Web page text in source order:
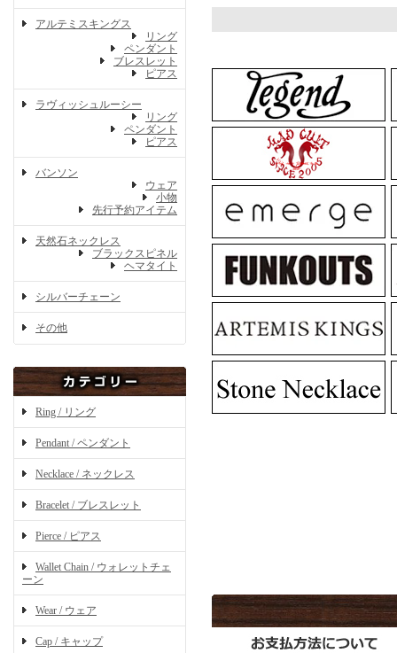
アルテミスキングス
リング
ペンダント
ブレスレット
ピアス
ラヴィッシュルーシー
リング
ペンダント
ピアス
バンソン
ウェア
小物
先行予約アイテム
天然石ネックレス
ブラックスピネル
ヘマタイト
シルバーチェーン
その他
Ring / リング
Pendant / ペンダント
Necklace / ネックレス
Bracelet / ブレスレット
Pierce / ピアス
Wallet Chain / ウォレットチェ
ーン
Wear / ウェア
Cap / キャップ